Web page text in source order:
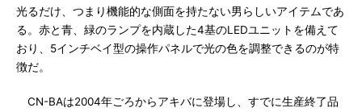
光るだけ、つまり機能的な側面を持たない男らしいアイテムであ
る。赤と青、緑のランプを内蔵した4基のLEDユニットを備えて
おり、5インチベイ型の操作パネルで光の色を調整できるのが特
徴だ。
CN-BAは2004年ごろからアキバに登場し、すでに生産終了品